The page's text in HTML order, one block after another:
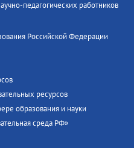
педагогических работников
Российской Федерации
ресурсов
образования и науки
среда РФ»